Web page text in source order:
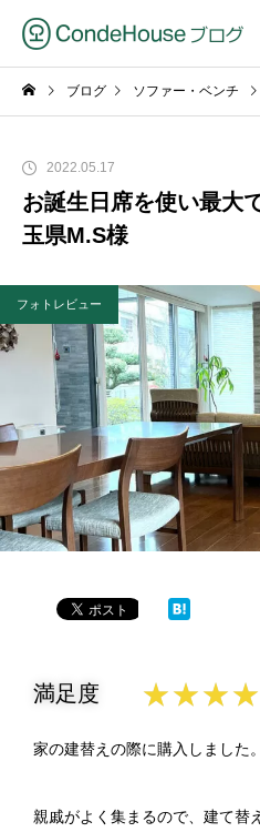
ブログ ソファー・ベンチ
2022.05.17
お誕生日席を使い最大
玉県M.S様
フォトレビュー
満足度 ★★★★
家の建替えの際に購入しました。
親戚がよく集まるので、建て替